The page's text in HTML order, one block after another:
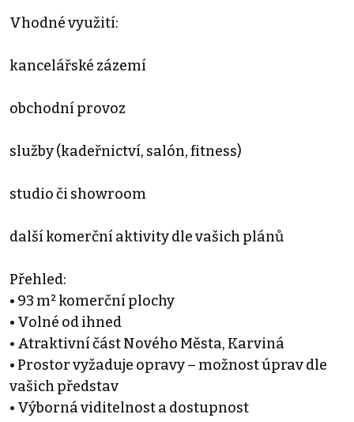
Vhodné využití:
kancelářské zázemí
obchodní provoz
služby (kadeřnictví, salón, fitness)
studio či showroom
další komerční aktivity dle vašich plánů
Přehled:
• 93 m² komerční plochy
• Volné od ihned
• Atraktivní část Nového Města, Karviná
• Prostor vyžaduje opravy – možnost úprav dle
vašich představ
• Výborná viditelnost a dostupnost